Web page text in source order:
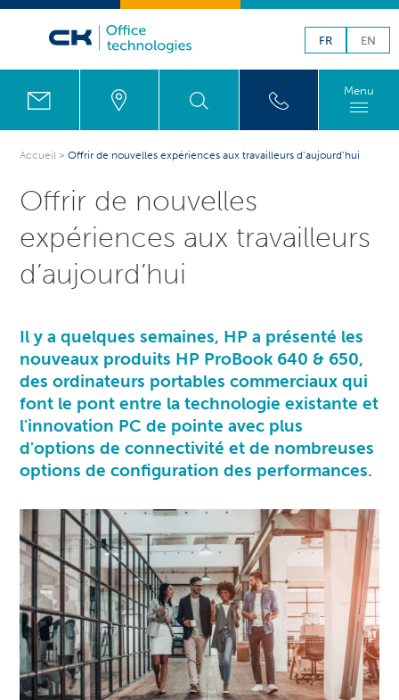
FR EN
Menu
Accueil >Offrir de nouvelles expériences aux travailleurs d’aujourd’hui
Offrir de nouvelles
expériences aux travailleurs
d’aujourd’hui
Il y a quelques semaines, HP a présenté les
nouveaux produits HP ProBook 640 & 650,
des ordinateurs portables commerciaux qui
font le pont entre la technologie existante et
l'innovation PC de pointe avec plus
d'options de connectivité et de nombreuses
options de configuration des performances.